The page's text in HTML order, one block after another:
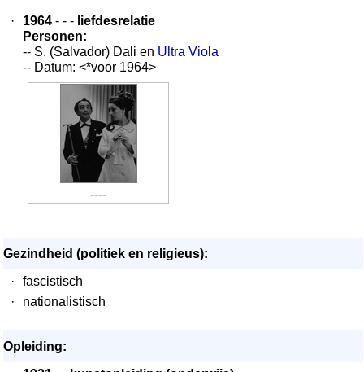
· 1964 - - - liefdesrelatie
Personen:
-- S. (Salvador) Dali en Ultra Viola
-- Datum: <*voor 1964>
----
Gezindheid (politiek en religieus):
·
fascistisch
·
nationalistisch
Opleiding: